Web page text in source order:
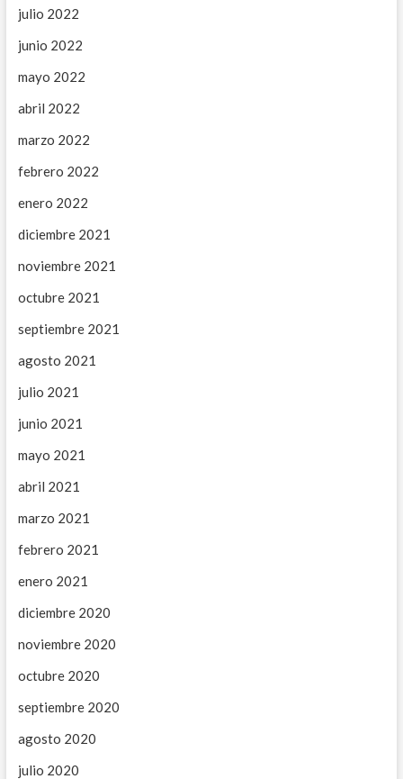
julio 2022
junio 2022
mayo 2022
abril 2022
marzo 2022
febrero 2022
enero 2022
diciembre 2021
noviembre 2021
octubre 2021
septiembre 2021
agosto 2021
julio 2021
junio 2021
mayo 2021
abril 2021
marzo 2021
febrero 2021
enero 2021
diciembre 2020
noviembre 2020
octubre 2020
septiembre 2020
agosto 2020
julio 2020